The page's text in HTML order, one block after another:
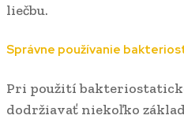
liečbu.
Správne používanie
Pri použití
dodržiavať niekoľko